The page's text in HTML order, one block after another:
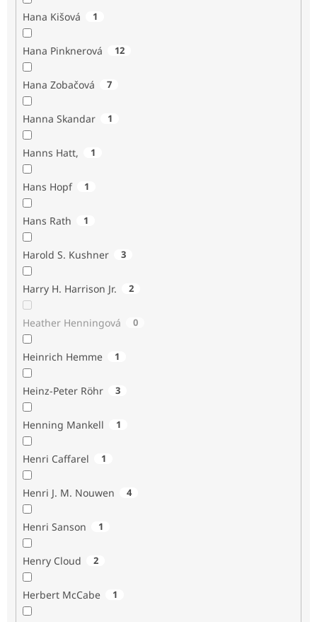
Hana Kišová 1
Hana Pinknerová 12
Hana Zobačová 7
Hanna Skandar 1
Hanns Hatt, 1
Hans Hopf 1
Hans Rath 1
Harold S. Kushner 3
Harry H. Harrison Jr. 2
Heather Henningová 0
Heinrich Hemme 1
Heinz-Peter Röhr 3
Henning Mankell 1
Henri Caffarel 1
Henri J. M. Nouwen 4
Henri Sanson 1
Henry Cloud 2
Herbert McCabe 1